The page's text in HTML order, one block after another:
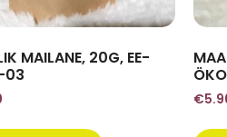
MAILANE, 20G, EE-
03
€